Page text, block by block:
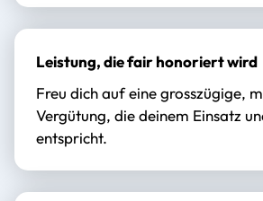
Leistung, die fair honoriert wird
Freu dich auf eine grosszügige,
Vergütung, die deinem Einsatz
entspricht.